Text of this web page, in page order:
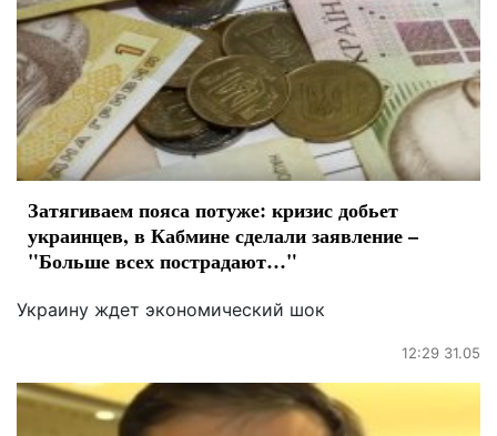
Затягиваем пояса потуже: кризис добьет
украинцев, в Кабмине сделали заявление –
"Больше всех пострадают…"
Украину ждет экономический шок
12:29 31.05